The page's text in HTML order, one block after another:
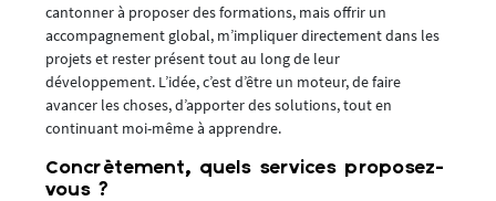
cantonner à proposer des formations, mais offrir un
accompagnement global, m’impliquer directement dans les
projets et rester présent tout au long de leur
développement. L’idée, c’est d’être un moteur, de faire
avancer les choses, d’apporter des solutions, tout en
continuant moi-même à apprendre.
Concrètement, quels services proposez-
vous ?